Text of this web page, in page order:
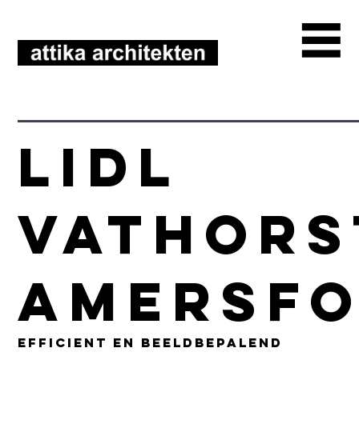
Lidl
Efficient en beeldbepalend